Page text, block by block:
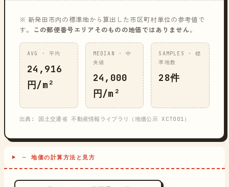
※ 新発田市内の標準地から算出した市区町村単位の参考値で
す。
この郵便番号エリアそのものの地価ではありません。
AVG · 平均
24,916
円/m²
MEDIAN · 中
央値
24,000
円/m²
SAMPLES · 標
準地数
28件
出典: 国土交通省 不動産情報ライブラリ（地価公示 XCT001）
─ 地価の計算方法と見方